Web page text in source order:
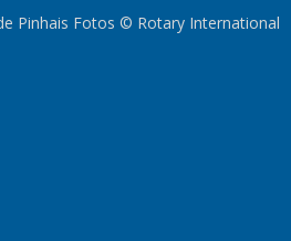
Pinhais Fotos © Rotary International